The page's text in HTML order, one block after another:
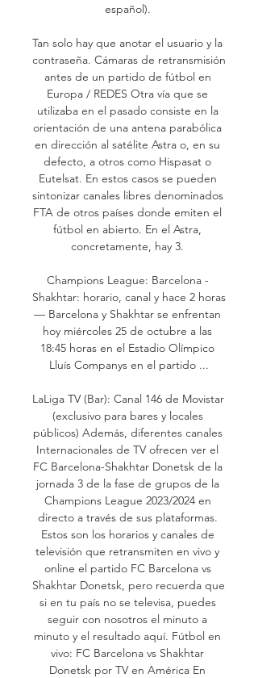
español).
Tan solo hay que anotar el usuario y la
contraseña. Cámaras de retransmisión
antes de un partido de fútbol en
Europa / REDES Otra vía que se
utilizaba en el pasado consiste en la
orientación de una antena parabólica
en dirección al satélite Astra o, en su
defecto, a otros como Hispasat o
Eutelsat. En estos casos se pueden
sintonizar canales libres denominados
FTA de otros países donde emiten el
fútbol en abierto. En el Astra,
concretamente, hay 3.
Champions League: Barcelona -
Shakhtar: horario, canal y hace 2 horas
— Barcelona y Shakhtar se enfrentan
hoy miércoles 25 de octubre a las
18:45 horas en el Estadio Olímpico
Lluís Companys en el partido ...
LaLiga TV (Bar): Canal 146 de Movistar
(exclusivo para bares y locales
públicos) Además, diferentes canales
Internacionales de TV ofrecen ver el
FC Barcelona-Shakhtar Donetsk de la
jornada 3 de la fase de grupos de la
Champions League 2023/2024 en
directo a través de sus plataformas.
Estos son los horarios y canales de
televisión que retransmiten en vivo y
online el partido FC Barcelona vs
Shakhtar Donetsk, pero recuerda que
si en tu país no se televisa, puedes
seguir con nosotros el minuto a
minuto y el resultado aquí. Fútbol en
vivo: FC Barcelona vs Shakhtar
Donetsk por TV en América En